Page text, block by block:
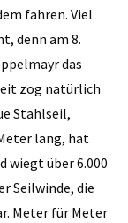
fahren. Viel
denn am 8.
das
zog natürlich
Stahlseil,
lang, hat
wiegt über 6.000
Seilwinde, die
Meter für Meter